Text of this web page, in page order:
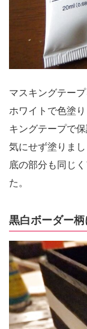
マスキングテー
ホワイトで色塗
キングテープで
気にせず塗りまし
底の部分も同じ
た。
黒白ボーダー柄